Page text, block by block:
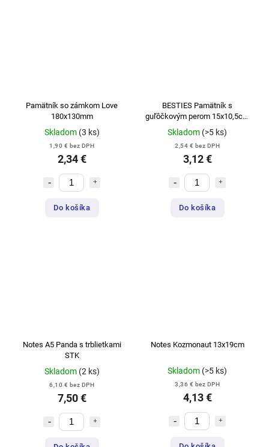
Pamätník so zámkom Love
180x130mm
Skladom (3 ks)
1,90 € bez DPH
2,34 €
Do košíka
BESTIES Pamätník s
guľôčkovým perom 15x10,5cm
90listov CCG
Skladom (>5 ks)
2,54 € bez DPH
3,12 €
Do košíka
Notes A5 Panda s trblietkami
STK
Skladom (2 ks)
6,10 € bez DPH
7,50 €
Notes Kozmonaut 13x19cm
Skladom (>5 ks)
3,36 € bez DPH
4,13 €